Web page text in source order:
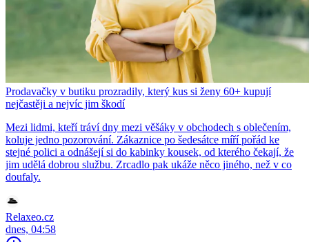
Prodavačky v butiku prozradily, který kus si ženy 60+ kupují
nejčastěji a nejvíc jim škodí
Mezi lidmi, kteří tráví dny mezi věšáky v obchodech s oblečením,
koluje jedno pozorování. Zákaznice po šedesátce míří pořád ke
stejné polici a odnášejí si do kabinky kousek, od kterého čekají, že
jim udělá dobrou službu. Zrcadlo pak ukáže něco jiného, než v co
doufaly.
Relaxeo.cz
dnes, 04:58